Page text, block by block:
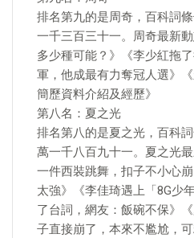
排名第九的是周奇，百科詞
一千三百三十一。周奇最新
多少種可能？》《李少紅拖
軍，他成最有力奪冠人選》
簡歷資料介紹及經歷》
第八名：夏之光
排名第八的是夏之光，百科
萬一千八百九十一。夏之光
一件西裝跳舞，扣子不小心
太強》《李佳琦遇上「8G少
了台詞，網友：飯碗不保》
子直接崩了，本來不尷尬，可